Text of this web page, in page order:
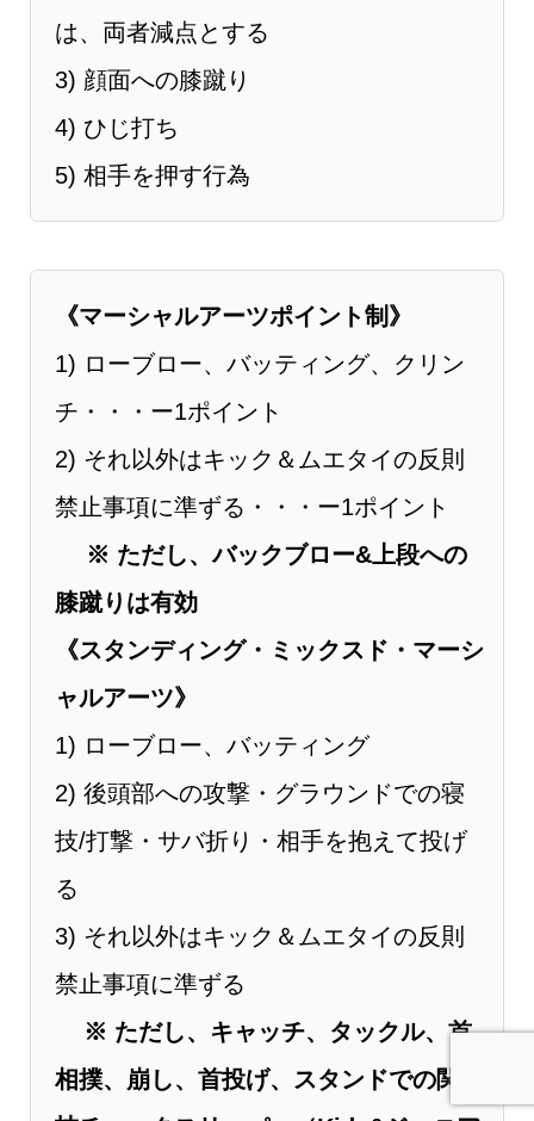
は、両者減点とする
3) 顔⾯への膝蹴り
4) ひじ打ち
5) 相手を押す行為
《マーシャルアーツポイント制》
1) ローブロー、バッティング、クリン
チ・・・ー1ポイント
2) それ以外はキック＆ムエタイの反則
禁止事項に準ずる・・・ー1ポイント
※ ただし、バックブロー&上段への
膝蹴りは有効
《スタンディング・ミックスド・マーシ
ャルアーツ》
1) ローブロー、バッティング
2) 後頭部への攻撃・グラウンドでの寝
技/打撃・サバ折り・相手を抱えて投げ
る
3) それ以外はキック＆ムエタイの反則
禁止事項に準ずる
※ ただし、キャッチ、タックル、首
相撲、崩し、首投げ、スタンドでの関節